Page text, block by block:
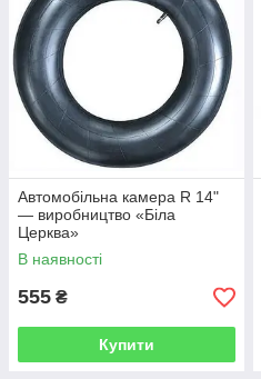
Автомобільна камера R 14"
— виробництво «Біла
Церква»
В наявності
555 ₴
Купити